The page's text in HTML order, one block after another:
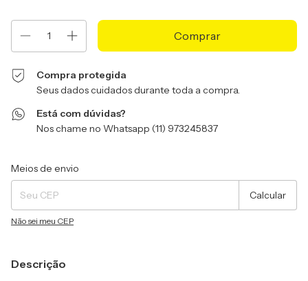
Compra protegida
Seus dados cuidados durante toda a compra.
Está com dúvidas?
Nos chame no Whatsapp (11) 973245837
Entregas para o CEP:
Meios de envio
Calcular
Não sei meu CEP
Descrição